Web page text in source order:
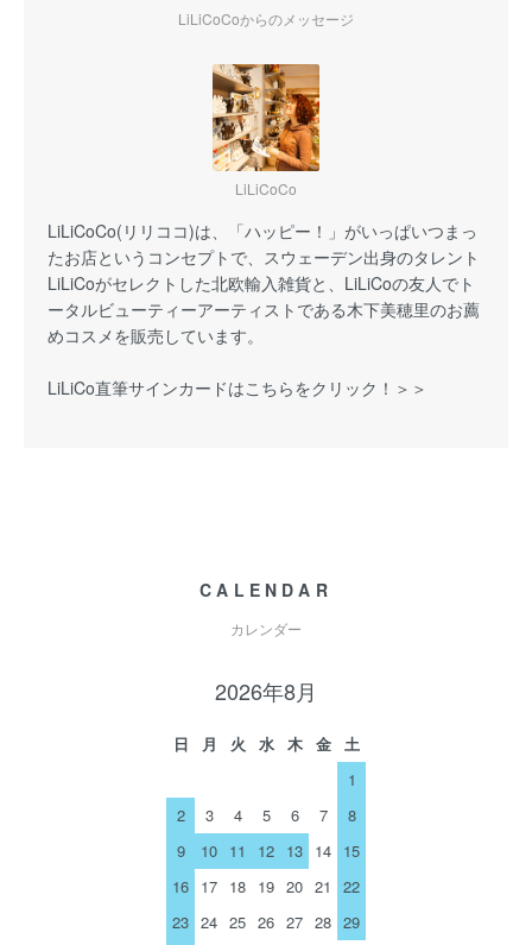
LiLiCoCoからのメッセージ
LiLiCoCo
LiLiCoCo(リリココ)は、「ハッピー！」がいっぱいつまっ
たお店というコンセプトで、スウェーデン出身のタレント
LiLiCoがセレクトした北欧輸入雑貨と、LiLiCoの友人でト
ータルビューティーアーティストである木下美穂里のお薦
めコスメを販売しています。
LiLiCo直筆サインカードはこちらをクリック！＞＞
CALENDAR
カレンダー
2026年8月
日 月 火 水 木 金
土
1
2
3 4 5 6 7
8
9
10 11 12 13 14 15
16 17 18 19 20 21
22
23 24 25 26 27 28 29